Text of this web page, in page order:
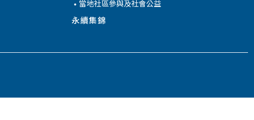
當地社區參與及社會公益
永續集錦